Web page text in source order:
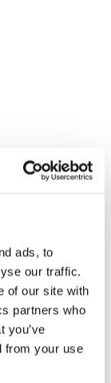
ads, to
our traffic.
of our site with
partners who
you’ve
from your use